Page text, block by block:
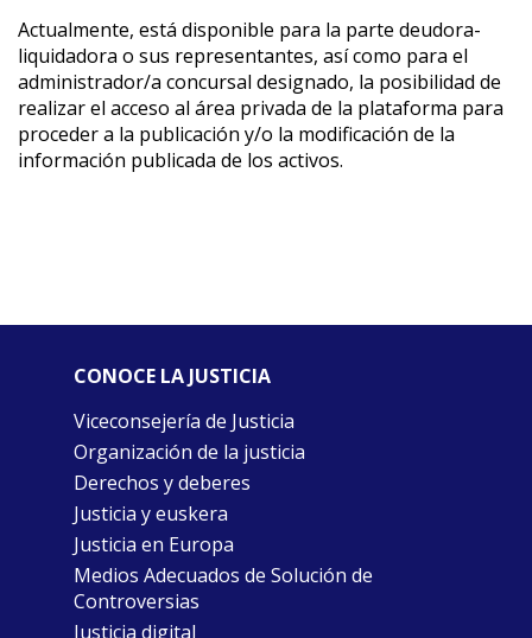
Actualmente, está disponible para la parte deudora-
liquidadora o sus representantes, así como para el
administrador/a concursal designado, la posibilidad de
realizar el acceso al área privada de la plataforma para
proceder a la publicación y/o la modificación de la
información publicada de los activos.
CONOCE LA JUSTICIA
Viceconsejería de Justicia
Organización de la justicia
Derechos y deberes
Justicia y euskera
Justicia en Europa
Medios Adecuados de Solución de
Controversias
Justicia digital